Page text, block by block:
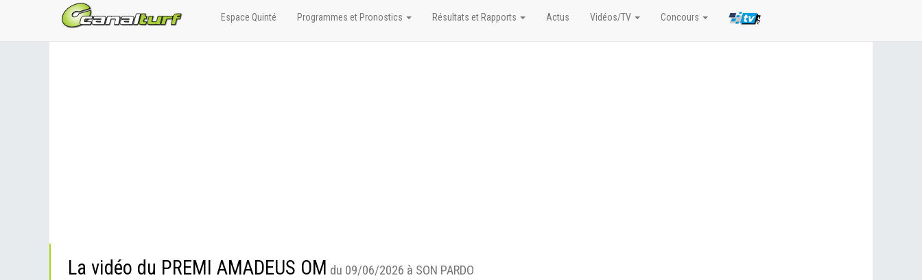
La vidéo du PREMI AMADEUS OM du 09/06/2026 à SON PARDO
Espace Quinté Programmes et Pronostics Résultats et Rapports Actus Vidéos/TV Concours